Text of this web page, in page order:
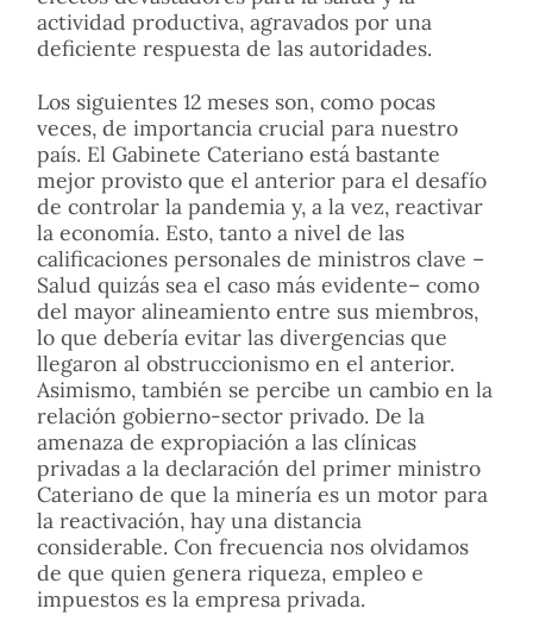
actividad productiva, agravados por una
deficiente respuesta de las autoridades.
Los siguientes 12 meses son, como pocas
veces, de importancia crucial para nuestro
país. El Gabinete Cateriano está bastante
mejor provisto que el anterior para el desafío
de controlar la pandemia y, a la vez, reactivar
la economía. Esto, tanto a nivel de las
calificaciones personales de ministros clave –
Salud quizás sea el caso más evidente– como
del mayor alineamiento entre sus miembros,
lo que debería evitar las divergencias que
llegaron al obstruccionismo en el anterior.
Asimismo, también se percibe un cambio en la
relación gobierno-sector privado. De la
amenaza de expropiación a las clínicas
privadas a la declaración del primer ministro
Cateriano de que la minería es un motor para
la reactivación, hay una distancia
considerable. Con frecuencia nos olvidamos
de que quien genera riqueza, empleo e
impuestos es la empresa privada.